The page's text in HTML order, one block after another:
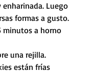
enharinada. Luego
formas a gusto.
minutos a horno
una rejilla.
están frías